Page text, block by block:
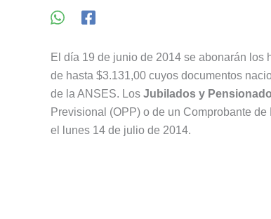
El día 19 de junio de 2014 se abonarán
de hasta $3.131,00 cuyos documentos
de la ANSES. Los Jubilados y
Previsional (OPP) o de un Comprobante
el lunes 14 de julio de 2014.